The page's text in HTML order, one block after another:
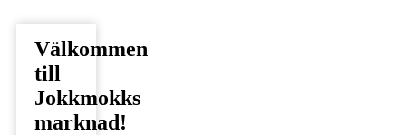
Välkommen
till
Jokkmokks
marknad!